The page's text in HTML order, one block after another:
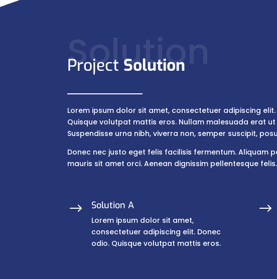
Solution
Project Solution
Lorem ipsum dolor sit amet, consectetuer adipiscing
Quisque volutpat mattis eros. Nullam malesuada erat ut
Suspendisse urna nibh, viverra non, semper suscipit,
Donec nec justo eget felis facilisis fermentum. Aliquam
mauris sit amet orci. Aenean dignissim pellentesque felis.
$ Solution A
Lorem ipsum dolor sit amet,
consectetuer adipiscing elit. Donec
odio. Quisque volutpat mattis eros.
$